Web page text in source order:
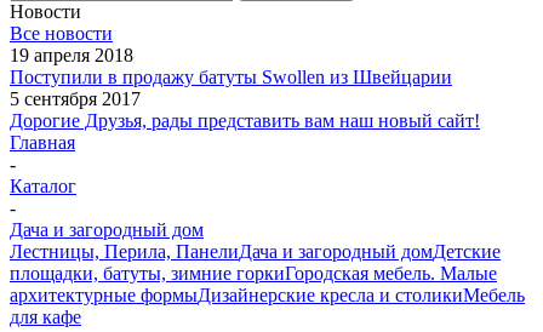
Новости
Все новости
19 апреля 2018
Поступили в продажу батуты Swollen из Швейцарии
5 сентября 2017
Дорогие Друзья, рады представить вам наш новый сайт!
Главная
-
Каталог
-
Дача и загородный дом
Лестницы, Перила, ПанелиДача и загородный домДетские
площадки, батуты, зимние горкиГородская мебель. Малые
архитектурные формыДизайнерские кресла и столикиМебель
для кафе